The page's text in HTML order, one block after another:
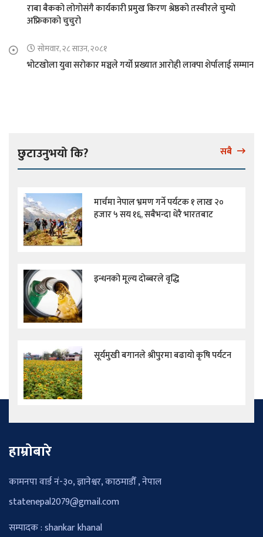
राबा बैकको लोगोसंगै कार्यकारी प्रमुख किरण श्रेष्ठको तस्वीरले चुम्यो
अफ्रिकाको चुचुरो
सोमवार, २८ साउन, २०८१
भोटखोला युवा सरोकार मञ्चले गर्यो प्रख्यात आरोही लाक्पा शेर्पालाई सम्मान
छुटाउनुभयो कि? सबै
मार्चमा नेपाल भ्रमण गर्ने पर्यटक १ लाख २०
हजार ५ सय १६, सबैभन्दा धेरै भारतबाट
इन्धनको मूल्य दोब्बरले वृद्धि
सूर्यमुखी बगानले श्रीपुरमा बढायो कृषि पर्यटन
हाम्रोबारे
कामनपा वार्ड नं-३०, ज्ञानेश्वर, काठमाडौँ , नेपाल
statenepal2079@gmail.com
सम्पादक : shankar khanal